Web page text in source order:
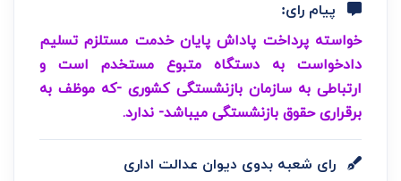
پیام رای:
خواسته پرداخت پاداش پایان خدمت مستلزم تسلیم
دادخواست به دستگاه متبوع مستخدم است و
ارتباطی به سازمان بازنشستگی کشوری -که موظف به
برقراری حقوق بازنشستگی می‎باشد- ندارد.
رای شعبه بدوی دیوان عدالت اداری